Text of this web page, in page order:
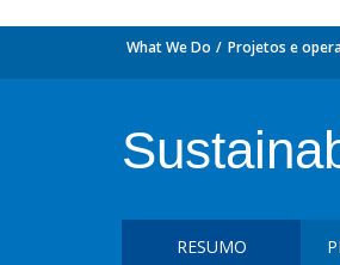
What We Do Projetos e
RESUMO